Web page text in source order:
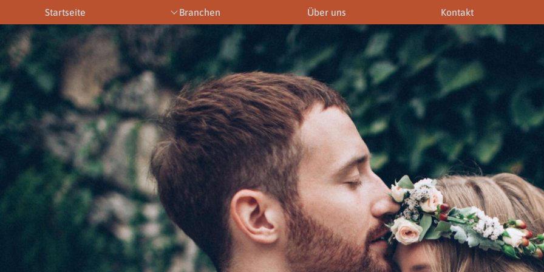
Startseite Branchen Über uns Kontakt
Bootsbetriebe
Downloads
Newsletter
Gewerbeberechtigungen
Eventbetriebe
News & Aktuelles
Allgemein
Downloads
Newsletter
Veranstaltungen
Lehrberufe
Links
Gewerbeberechtigungen
Fitnesstrainer
Allgemein
Downloads
Newsletter
Links
Gewerbeberechtigungen
Fremdenführer
News & Aktuelles
Allgemein
Downloads
Newsletter
Links
Fotogalerie
Gewerbeberechtigungen
Modelagenturen
Downloads
Gewerbeberechtigungen